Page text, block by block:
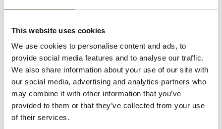
This website uses cookies
We use cookies to personalise content and ads, to
provide social media features and to analyse our traffic.
We also share information about your use of our site with
our social media, advertising and analytics partners who
may combine it with other information that you’ve
provided to them or that they’ve collected from your use
of their services.